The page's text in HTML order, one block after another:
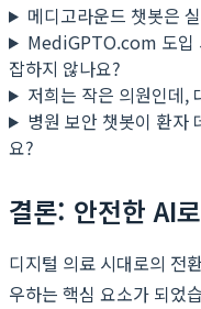
메디고라운드 챗봇은
MediGPTO.com 도입
잡하지 않나요?
저희는 작은 의원인데,
병원 보안 챗봇이 환자
요?
결론: 안전한 AI
디지털 의료 시대로의 전
우하는 핵심 요소가 되었